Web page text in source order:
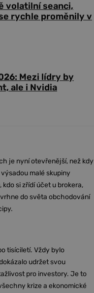
volatilní seanci,
rychle proměnily v
Mezi lídry by
ale i Nvidia
je nyní otevřenější, než kdy
malé skupiny
si zřídí účet u brokera,
do světa obchodování
tisíciletí. Vždy bylo
udržet svou
pro investory. Je to
krize a ekonomické